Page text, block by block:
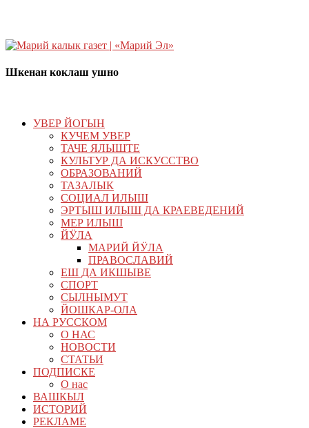
Шкенан коклаш ушно
УВЕР ЙОГЫН
КУЧЕМ УВЕР
ТАЧЕ ЯЛЫШТЕ
КУЛЬТУР ДА ИСКУССТВО
ОБРАЗОВАНИЙ
ТАЗАЛЫК
СОЦИАЛ ИЛЫШ
ЭРТЫШ ИЛЫШ ДА КРАЕВЕДЕНИЙ
МЕР ИЛЫШ
ЙӰЛА
МАРИЙ ЙӰЛА
ПРАВОСЛАВИЙ
ЕШ ДА ИКШЫВЕ
СПОРТ
СЫЛНЫМУТ
ЙОШКАР-ОЛА
НА РУССКОМ
О НАС
НОВОСТИ
СТАТЬИ
ПОДПИСКЕ
О нас
ВАШКЫЛ
ИСТОРИЙ
РЕКЛАМЕ